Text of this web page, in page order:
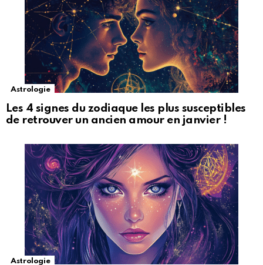
Astrologie
Les 4 signes du zodiaque les plus susceptibles
de retrouver un ancien amour en janvier !
Astrologie